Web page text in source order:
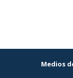
Medios